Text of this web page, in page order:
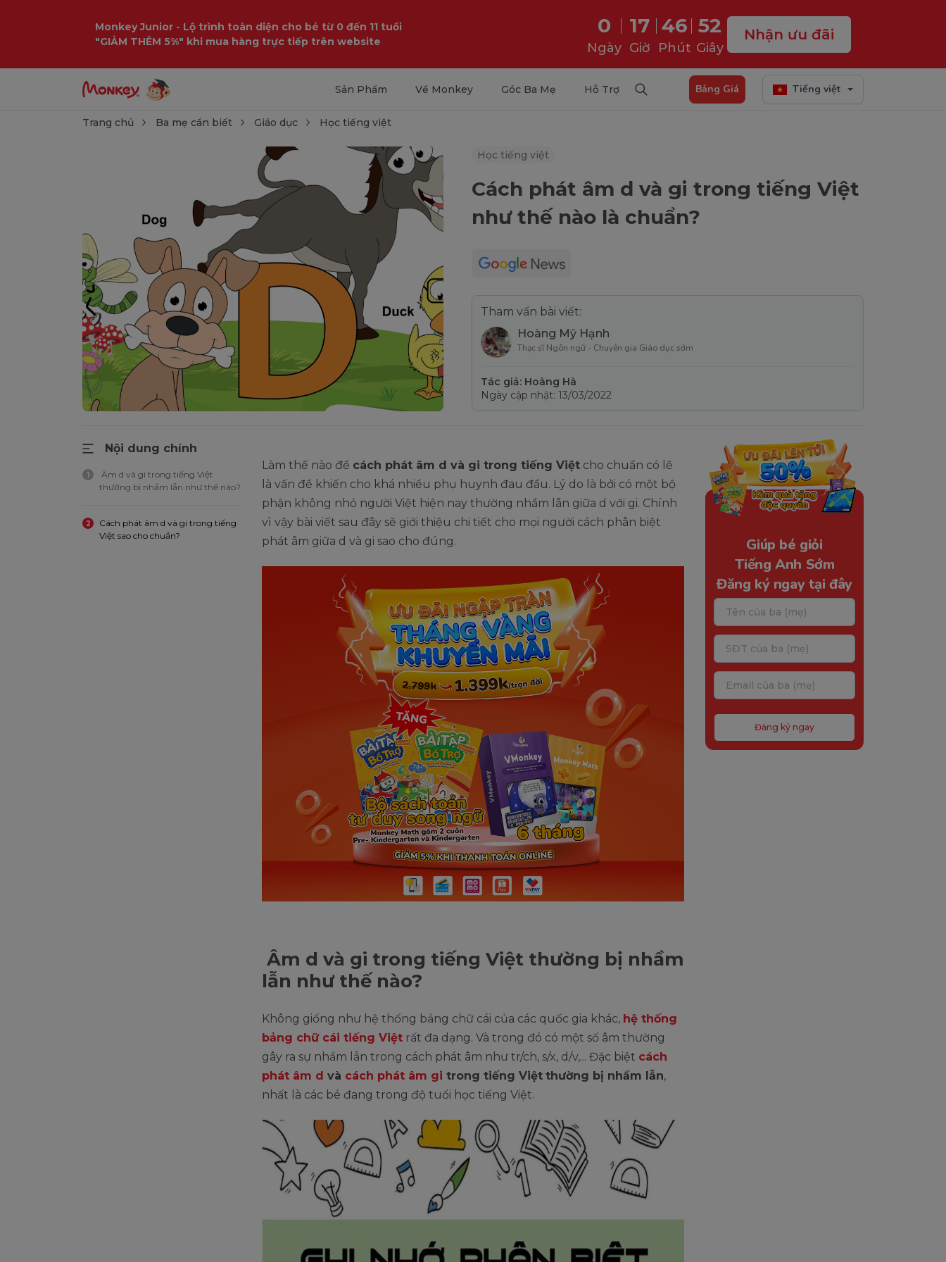
Monkey Junior - Lộ trình toàn diện cho bé từ 0 đến 11 tuổi
"GIẢM THÊM 5%" khi mua hàng trực tiếp trên website
0
Ngày
17
Giờ
46
Phút
50
Giây
Nhận ưu đãi
Sản Phẩm Về Monkey Góc Ba Mẹ Hỗ Trợ Bảng Giá Tiếng việt
Trang chủ Ba mẹ cần biết Giáo dục Học tiếng việt
Học tiếng việt
Cách phát âm d và gi trong tiếng Việt
như thế nào là chuẩn?
Tham vấn bài viết:
Hoàng Mỹ Hạnh
Thạc sĩ Ngôn ngữ - Chuyên gia Giáo dục sớm
Tác giả: Hoàng Hà
Ngày cập nhật: 13/03/2022
Nội dung chính
1
Âm d và gi trong tiếng Việt
thường bị nhầm lẫn như thế nào?
2
Cách phát âm d và gi trong tiếng
Việt sao cho chuẩn?
Làm thế nào để cách phát âm d và gi trong tiếng Việt cho chuẩn có lẽ
là vấn đề khiến cho khá nhiều phụ huynh đau đầu. Lý do là bởi có một bộ
phận không nhỏ người Việt hiện nay thường nhầm lẫn giữa d với gi. Chính
vì vậy bài viết sau đây sẽ giới thiệu chi tiết cho mọi người cách phân biệt
phát âm giữa d và gi sao cho đúng.
Âm d và gi trong tiếng Việt thường bị nhầm
lẫn như thế nào?
Không giống như hệ thống bảng chữ cái của các quốc gia khác, hệ thống
bảng chữ cái tiếng Việt rất đa dạng. Và trong đó có một số âm thường
gây ra sự nhầm lẫn trong cách phát âm như tr/ch, s/x, d/v,... Đặc biệt cách
phát âm d và cách phát âm gi trong tiếng Việt thường bị nhầm lẫn,
nhất là các bé đang trong độ tuổi học tiếng Việt.
Giúp bé giỏi
Tiếng Anh Sớm
Đăng ký ngay tại đây
Đăng ký ngay